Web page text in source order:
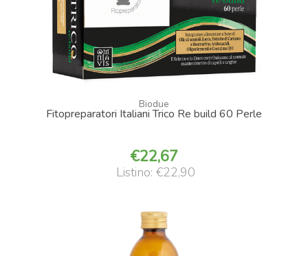
Biodue
Fitopreparatori Italiani Trico Re build 60 Perle
22,67
Listino: €22,90